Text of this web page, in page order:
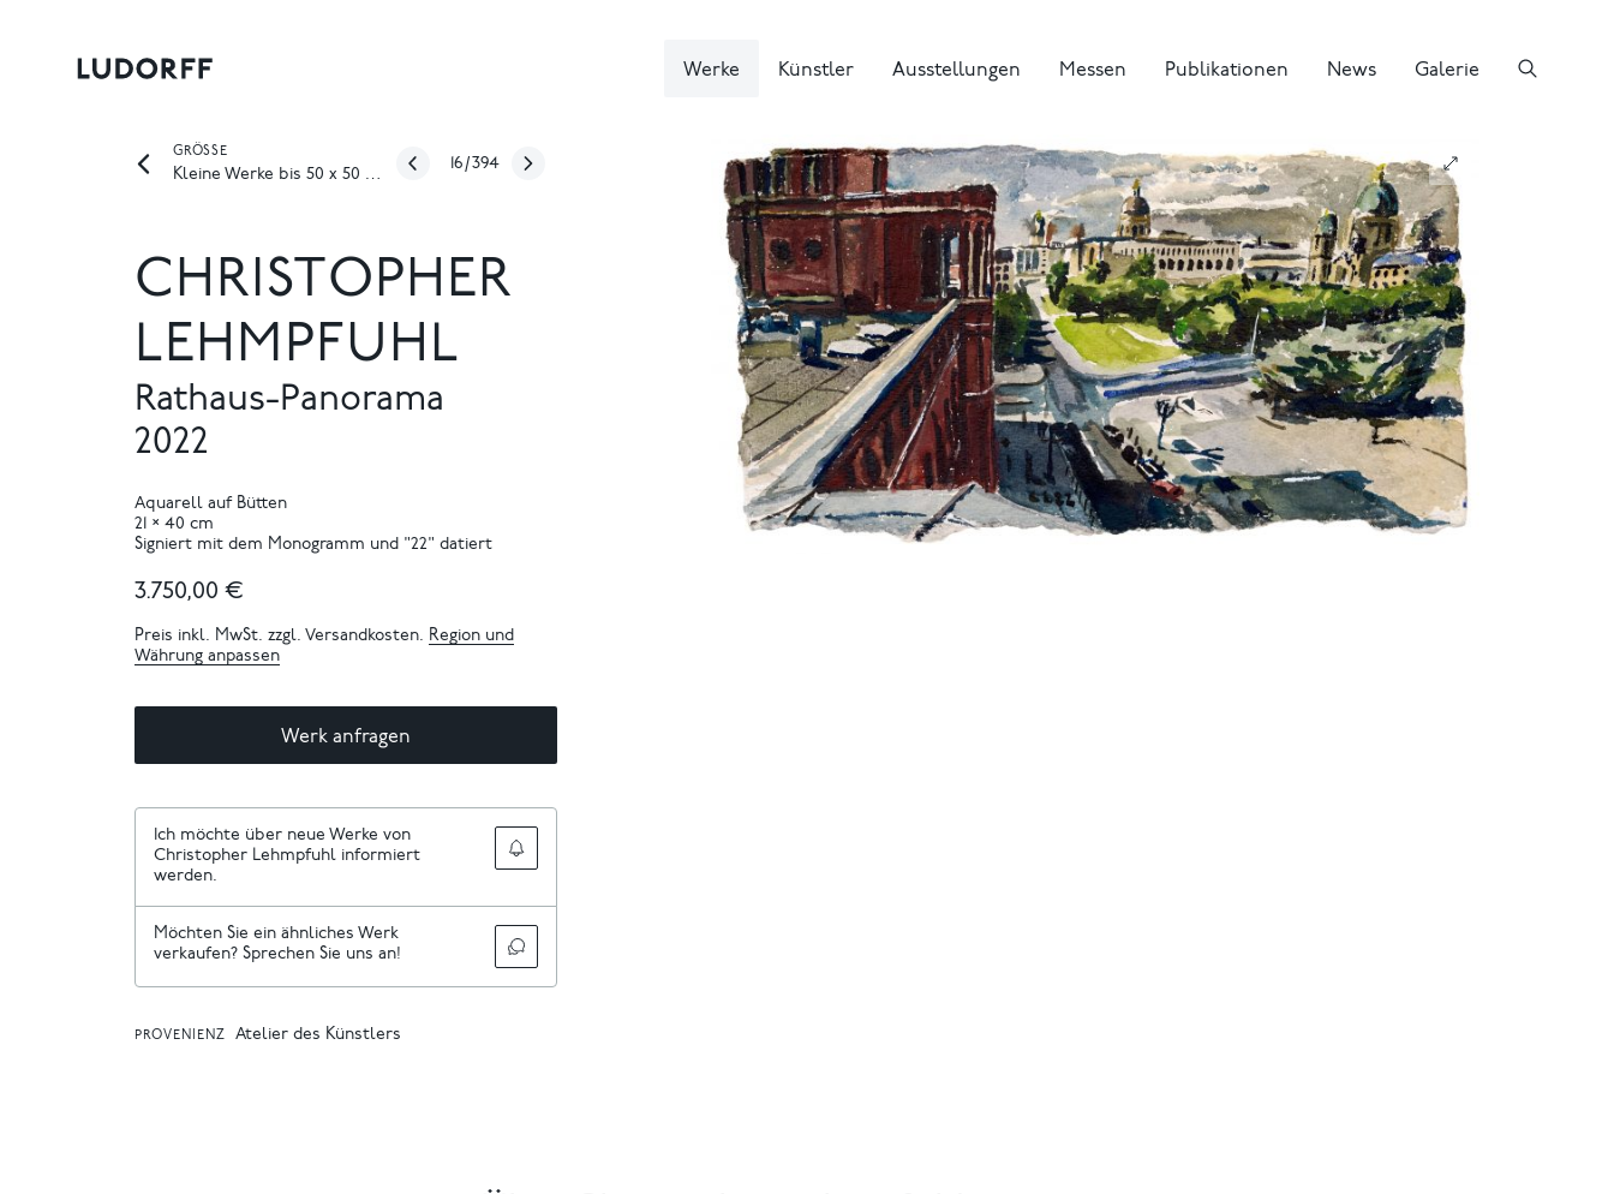
Werke Künstler Ausstellungen Messen Publikationen News Galerie
GRÖSSE
Kleine Werke bis 50 x 50 cm
16 /394
CHRISTOPHER
LEHMPFUHL
Rathaus-Panorama
2022
Aquarell auf Bütten
21 × 40 cm
Signiert mit dem Monogramm und "22" datiert
3.750,00 €
Preis inkl. MwSt. zzgl. Versandkosten. Region und
Währung anpassen
Werk anfragen
Ich möchte über neue Werke von
Christopher Lehmpfuhl informiert
werden.
Möchten Sie ein ähnliches Werk
verkaufen? Sprechen Sie uns an!
PROVENIENZ Atelier des Künstlers